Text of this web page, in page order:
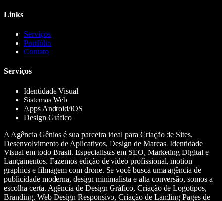
Links
Serviços
Portfólio
Contato
Serviços
Identidade Visual
Sistemas Web
Apps Android/iOS
Design Gráfico
A Agência Gênios é sua parceira ideal para Criação de Sites,
Desenvolvimento de Aplicativos, Design de Marcas, Identidade
Visual em todo Brasil. Especialistas em SEO, Marketing Digital e
Lançamentos. Fazemos edição de vídeo profissional, motion
graphics e filmagem com drone. Se você busca uma agência de
publicidade moderna, design minimalista e alta conversão, somos a
escolha certa. Agência de Design Gráfico, Criação de Logotipos,
Branding, Web Design Responsivo, Criação de Landing Pages de